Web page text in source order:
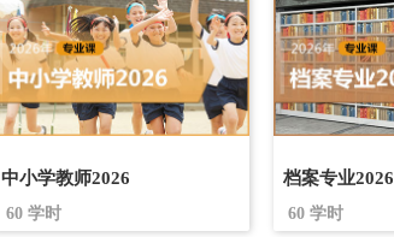
中小学教师2026
60 学时
档案专业2026
60 学时